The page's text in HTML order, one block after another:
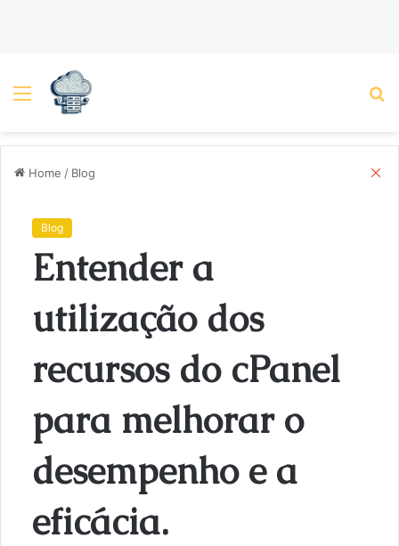
Menu
Home / Blog
Blog
Entender a
utilização dos
recursos do cPanel
para melhorar o
desempenho e a
eficácia.